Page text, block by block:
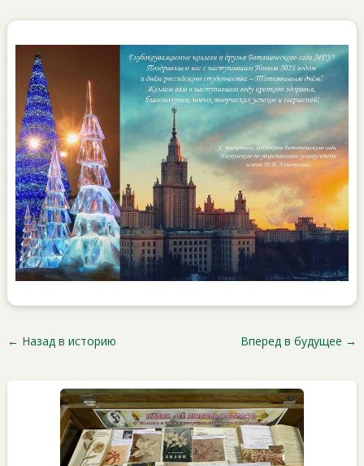
← Назад в историю Вперед в будущее →